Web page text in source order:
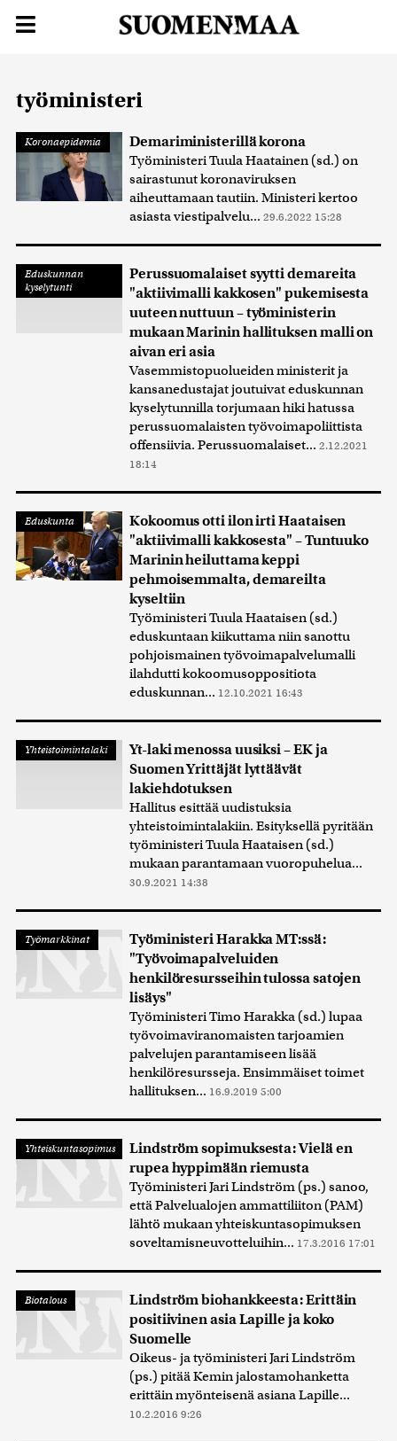
työministeri
Koronaepidemia Demariministerillä korona
Työministeri Tuula Haatainen (sd.) on
sairastunut koronaviruksen
aiheuttamaan tautiin. Ministeri kertoo
asiasta viestipalvelu... 29.6.2022 15:28
Eduskunnan
kyselytunti
Perussuomalaiset syytti demareita
"aktiivimalli kakkosen" pukemisesta
uuteen nuttuun – työministerin
mukaan Marinin hallituksen malli on
aivan eri asia
Vasemmistopuolueiden ministerit ja
kansanedustajat joutuivat eduskunnan
kyselytunnilla torjumaan hiki hatussa
perussuomalaisten työvoimapoliittista
offensiivia. Perussuomalaiset... 2.12.2021
18:14
Eduskunta
Kokoomus otti ilon irti Haataisen
"aktiivimalli kakkosesta" – Tuntuuko
Marinin heiluttama keppi
pehmoisemmalta, demareilta
kyseltiin
Työministeri Tuula Haataisen (sd.)
eduskuntaan kiikuttama niin sanottu
pohjoismainen työvoimapalvelumalli
ilahdutti kokoomusoppositiota
eduskunnan... 12.10.2021 16:43
Yhteistoimintalaki
Yt-laki menossa uusiksi – EK ja
Suomen Yrittäjät lyttäävät
lakiehdotuksen
Hallitus esittää uudistuksia
yhteistoimintalakiin. Esityksellä pyritään
työministeri Tuula Haataisen (sd.)
mukaan parantamaan vuoropuhelua...
30.9.2021 14:38
Työmarkkinat
Työministeri Harakka MT:ssä:
"Työvoimapalveluiden
henkilöresursseihin tulossa satojen
lisäys"
Työministeri Timo Harakka (sd.) lupaa
työvoimaviranomaisten tarjoamien
palvelujen parantamiseen lisää
henkilöresursseja. Ensimmäiset toimet
hallituksen... 16.9.2019 5:00
Yhteiskuntasopimus
Lindström sopimuksesta: Vielä en
rupea hyppimään riemusta
Työministeri Jari Lindström (ps.) sanoo,
että Palvelualojen ammattiliiton (PAM)
lähtö mukaan yhteiskuntasopimuksen
soveltamisneuvotteluihin... 17.3.2016 17:01
Biotalous
Lindström biohankkeesta: Erittäin
positiivinen asia Lapille ja koko
Suomelle
Oikeus- ja työministeri Jari Lindström
(ps.) pitää Kemin jalostamohanketta
erittäin myönteisenä asiana Lapille...
10.2.2016 9:26